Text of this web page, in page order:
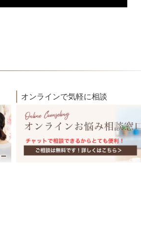
オンラインで気軽に相談